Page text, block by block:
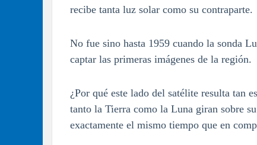
recibe tanta luz solar como su contraparte.
No fue sino hasta 1959 cuando la sonda
captar las primeras imágenes de la región.
¿Por qué este lado del satélite resulta tan
tanto la Tierra como la Luna giran sobre
exactamente el mismo tiempo que en